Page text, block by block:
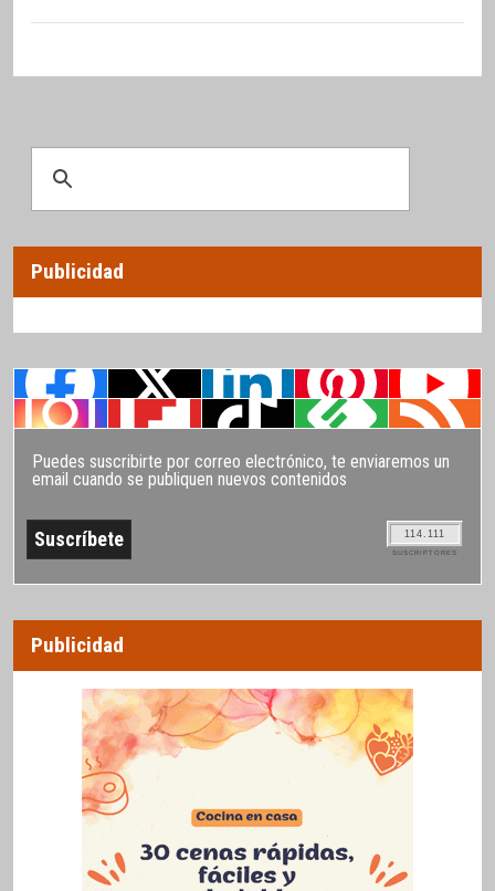
Publicidad
Puedes suscribirte por correo electrónico, te enviaremos un
email cuando se publiquen nuevos contenidos
114.111
SUSCRIPTORES
Publicidad